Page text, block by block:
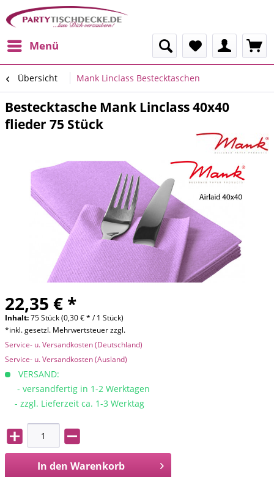
Menü
Übersicht Mank Linclass Bestecktaschen
Bestecktasche Mank Linclass 40x40
flieder 75 Stück
22,35 € *
Inhalt:75 Stück (0,30 € * / 1 Stück)
*inkl. gesetzl. Mehrwertsteuer zzgl.
Service- u. Versandkosten (Deutschland)
Service- u. Versandkosten (Ausland)
VERSAND:
- versandfertig in 1-2 Werktagen
- zzgl. Lieferzeit ca. 1-3 Werktag
In den Warenkorb